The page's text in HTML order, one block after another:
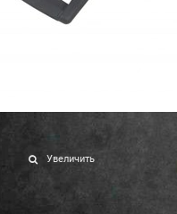
Увеличить